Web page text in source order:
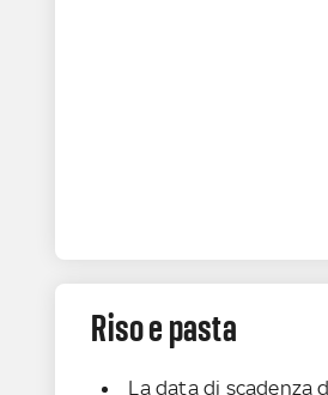
Riso e pasta
La data di scadenza